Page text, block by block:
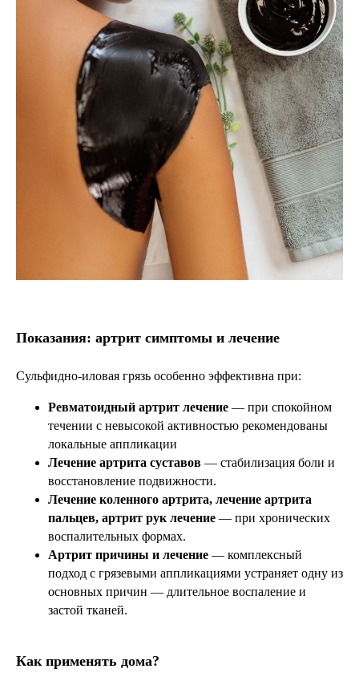
Показания: артрит симптомы и лечение
Сульфидно‑иловая грязь особенно эффективна при:
Ревматоидный артрит лечение — при спокойном
течении с невысокой активностью рекомендованы
локальные аппликации
Лечение артрита суставов — стабилизация боли и
восстановление подвижности.
Лечение коленного артрита, лечение артрита
пальцев, артрит рук лечение — при хронических
воспалительных формах.
Артрит причины и лечение — комплексный
подход с грязевыми аппликациями устраняет одну из
основных причин — длительное воспаление и
застой тканей.
Как применять дома?